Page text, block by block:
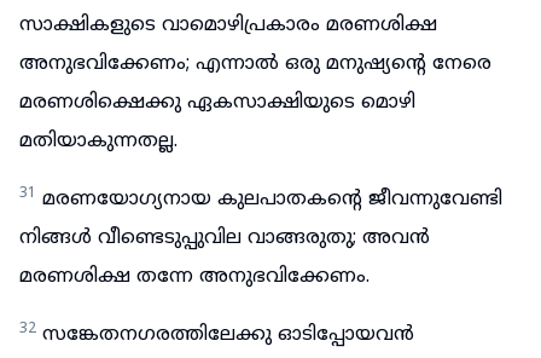
സാക്ഷികളുടെ വാമൊഴിപ്രകാരം മരണശിക്ഷ
അനുഭവിക്കേണം; എന്നാൽ ഒരു മനുഷ്യന്റെ നേരെ
മരണശിക്ഷെക്കു ഏകസാക്ഷിയുടെ മൊഴി
മതിയാകുന്നതല്ല.
31 മരണയോഗ്യനായ കുലപാതകന്റെ ജീവന്നുവേണ്ടി
നിങ്ങൾ വീണ്ടെടുപ്പുവില വാങ്ങരുതു; അവൻ
മരണശിക്ഷ തന്നേ അനുഭവിക്കേണം.
32 സങ്കേതനഗരത്തിലേക്കു ഓടിപ്പോയവൻ